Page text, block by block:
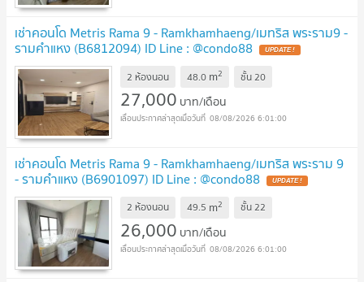
เช่าคอนโด Metris Rama 9 - Ramkhamhaeng/เมทริส พระราม9 -
รามคำแหง (B6812094) ID Line : @condo88 UPDATE !
2 ห้องนอน 48.0 m2 ชั้น20
27,000 บาท/เดือน
08/08/2026 6:01:00
เช่าคอนโด Metris Rama 9 - Ramkhamhaeng/เมทริส พระราม 9
- รามคำแหง (B6901097) ID Line : @condo88 UPDATE !
2 ห้องนอน 49.5 m2 ชั้น22
26,000 บาท/เดือน
08/08/2026 6:01:00